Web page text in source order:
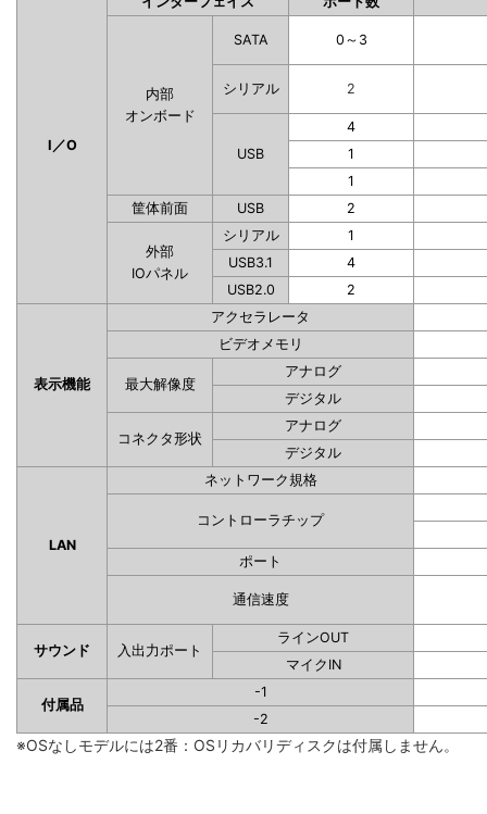
I／O
内部
オンボード
SATA 0～3
シリアル 2
USB
4
1
1
筐体前面
USB 2
外部
IOパネル
シリアル
1
USB3.1
4
USB2.0
2
表示機能
アクセラレータ
ビデオメモリ
最大解像度
アナログ
デジタル
コネクタ形状
アナログ
デジタル
LAN
ネットワーク規格
コントローラチップ
ポート
通信速度
サウンド 入出力ポート
ラインOUT
マイクIN
付属品
-1
-2
※OSなしモデルには2番：OSリカバリディスクは付属しません。